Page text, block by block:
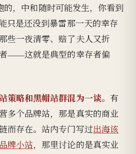
的，中和随时可能发生，你看到
只是还没到暴雷那一天的幸存
些一夜清零、赔了夫人又折
——这就是典型的幸存者偏
策略和黑帽站群混为一谈。有
多个品牌站，那是真实的商业
而存在。站内专门写过出海该
牌小站，那里讨论的是真实业